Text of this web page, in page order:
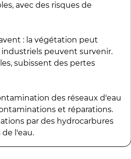
avec des risques de
: la végétation peut
peuvent survenir.
subissent des pertes
des réseaux d'eau
et réparations.
par des hydrocarbures
l'eau.